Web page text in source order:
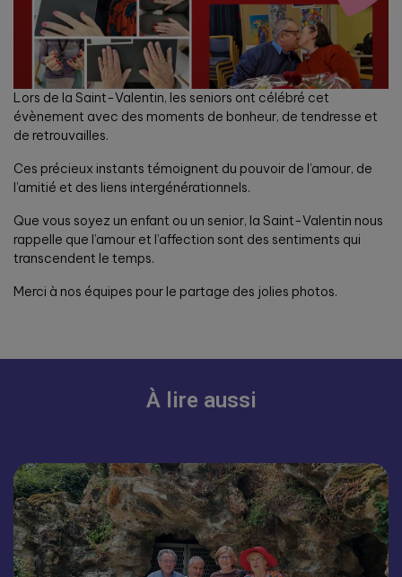
Lors de la Saint-Valentin, les seniors ont célébré cet
évènement avec des moments de bonheur, de tendresse et
de retrouvailles.
Ces précieux instants témoignent du pouvoir de l’amour, de
l’amitié et des liens intergénérationnels.
Que vous soyez un enfant ou un senior, la Saint-Valentin nous
rappelle que l’amour et l’affection sont des sentiments qui
transcendent le temps.
Merci à nos équipes pour le partage des jolies photos.
À lire aussi